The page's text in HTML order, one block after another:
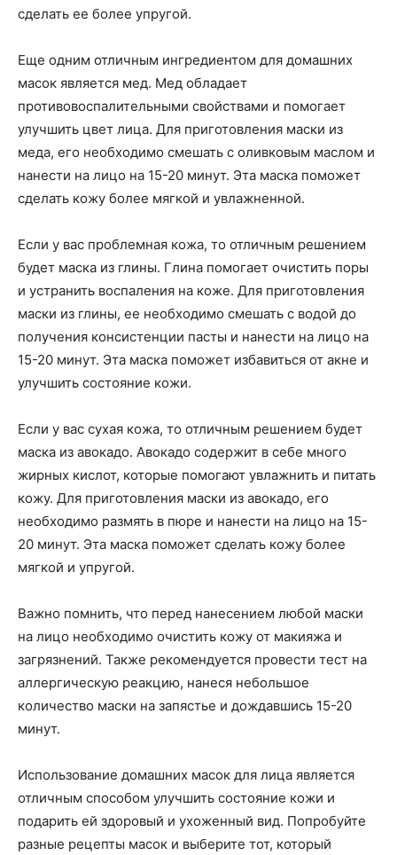
сделать ее более упругой.
Еще одним отличным ингредиентом для домашних
масок является мед. Мед обладает
противовоспалительными свойствами и помогает
улучшить цвет лица. Для приготовления маски из
меда, его необходимо смешать с оливковым маслом и
нанести на лицо на 15-20 минут. Эта маска поможет
сделать кожу более мягкой и увлажненной.
Если у вас проблемная кожа, то отличным решением
будет маска из глины. Глина помогает очистить поры
и устранить воспаления на коже. Для приготовления
маски из глины, ее необходимо смешать с водой до
получения консистенции пасты и нанести на лицо на
15-20 минут. Эта маска поможет избавиться от акне и
улучшить состояние кожи.
Если у вас сухая кожа, то отличным решением будет
маска из авокадо. Авокадо содержит в себе много
жирных кислот, которые помогают увлажнить и питать
кожу. Для приготовления маски из авокадо, его
необходимо размять в пюре и нанести на лицо на 15-
20 минут. Эта маска поможет сделать кожу более
мягкой и упругой.
Важно помнить, что перед нанесением любой маски
на лицо необходимо очистить кожу от макияжа и
загрязнений. Также рекомендуется провести тест на
аллергическую реакцию, нанеся небольшое
количество маски на запястье и дождавшись 15-20
минут.
Использование домашних масок для лица является
отличным способом улучшить состояние кожи и
подарить ей здоровый и ухоженный вид. Попробуйте
разные рецепты масок и выберите тот, который